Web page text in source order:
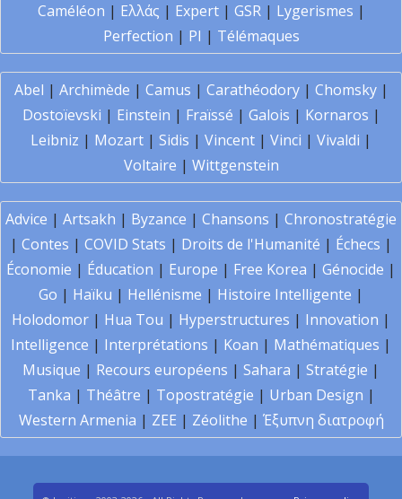
Caméléon | Ελλάς | Expert| GSR| Lygerismes |
Perfection | PI | Télémaques
Abel | Archimède | Camus | Carathéodory| Chomsky|
Dostoïevski | Einstein | Fraïssé | Galois | Kornaros |
Leibniz | Mozart | Sidis | Vincent | Vinci | Vivaldi |
Voltaire | Wittgenstein
Advice | Artsakh | Byzance | Chansons | Chronostratégie
| Contes | COVID Stats | Droits de l'Humanité | Échecs |
Économie | Éducation | Europe | Free Korea | Génocide |
Go | Haïku | Hellénisme | Histoire Intelligente |
Holodomor | Hua Tou | Hyperstructures | Innovation |
Intelligence | Interprétations | Koan | Mathématiques |
Musique | Recours européens | Sahara | Stratégie |
Tanka | Théâtre | Topostratégie | Urban Design |
Western Armenia | ZEE | Zéolithe | Έξυπνη διατροφή